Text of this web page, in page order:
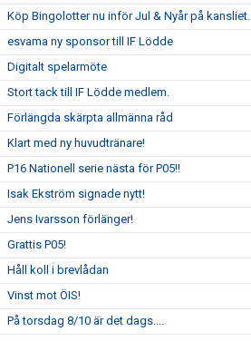
Köp Bingolotter nu inför Jul & Nyår på kansliet.
esvama ny sponsor till IF Lödde
Digitalt spelarmöte
Stort tack till IF Lödde medlem.
Förlängda skärpta allmänna råd
Klart med ny huvudtränare!
P16 Nationell serie nästa för P05!!
Isak Ekström signade nytt!
Jens Ivarsson förlänger!
Grattis P05!
Håll koll i brevlådan
Vinst mot ÖIS!
På torsdag 8/10 är det dags....